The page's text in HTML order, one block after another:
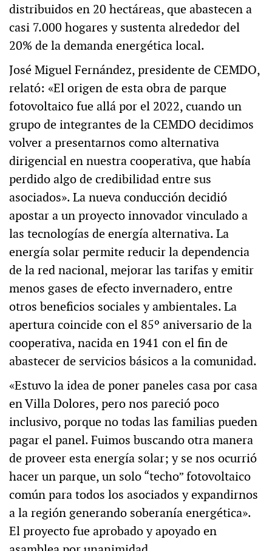
distribuidos en 20 hectáreas, que abastecen a
casi 7.000 hogares y sustenta alrededor del
20% de la demanda energética local.
José Miguel Fernández, presidente de CEMDO,
relató: «El origen de esta obra de parque
fotovoltaico fue allá por el 2022, cuando un
grupo de integrantes de la CEMDO decidimos
volver a presentarnos como alternativa
dirigencial en nuestra cooperativa, que había
perdido algo de credibilidad entre sus
asociados». La nueva conducción decidió
apostar a un proyecto innovador vinculado a
las tecnologías de energía alternativa. La
energía solar permite reducir la dependencia
de la red nacional, mejorar las tarifas y emitir
menos gases de efecto invernadero, entre
otros beneficios sociales y ambientales. La
apertura coincide con el 85º aniversario de la
cooperativa, nacida en 1941 con el fin de
abastecer de servicios básicos a la comunidad.
«Estuvo la idea de poner paneles casa por casa
en Villa Dolores, pero nos pareció poco
inclusivo, porque no todas las familias pueden
pagar el panel. Fuimos buscando otra manera
de proveer esta energía solar; y se nos ocurrió
hacer un parque, un solo “techo” fotovoltaico
común para todos los asociados y expandirnos
a la región generando soberanía energética».
El proyecto fue aprobado y apoyado en